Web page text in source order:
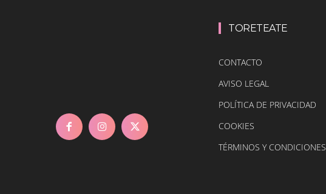
TORETEATE
CONTACTO
AVISO LEGAL
POLÍTICA DE PRIVACIDAD
COOKIES
TÉRMINOS Y CONDICIONES